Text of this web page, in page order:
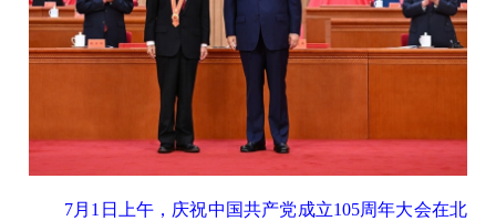
7月1日上午，庆祝中国共产党成立105周年大会在北